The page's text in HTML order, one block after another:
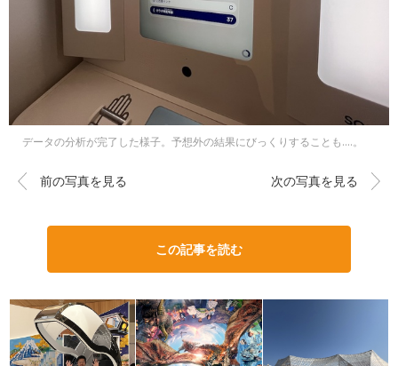
データの分析が完了した様子。予想外の結果にびっくりすることも....。
前の写真を見る 次の写真を見る
この記事を読む